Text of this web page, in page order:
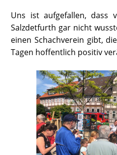
Uns ist aufgefallen, dass
Salzdetfurth gar nicht
einen Schachverein gibt,
Tagen hoffentlich positiv